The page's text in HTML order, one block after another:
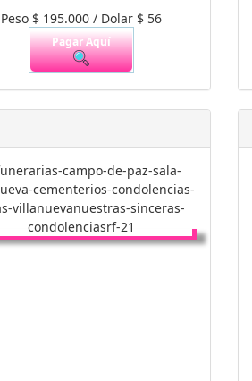
Peso $ 195.000 / Dolar $ 56
Pagar Aquí